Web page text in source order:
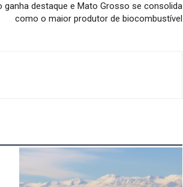
ganha destaque e Mato Grosso se consolida
como o maior produtor de biocombustível